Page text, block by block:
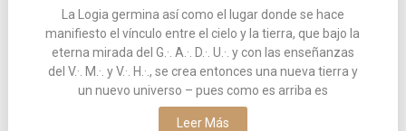
La Logia germina así como el lugar donde se hace
manifiesto el vínculo entre el cielo y la tierra, que bajo la
eterna mirada del G.·. A.·. D.·. U.·. y con las enseñanzas
del V.·. M.·. y V.·. H.·., se crea entonces una nueva tierra y
un nuevo universo – pues como es arriba es
Leer Más